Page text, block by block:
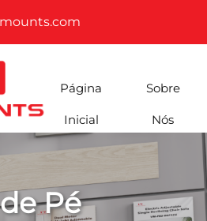
Página
Inicial
Sobre
Nós
Pé